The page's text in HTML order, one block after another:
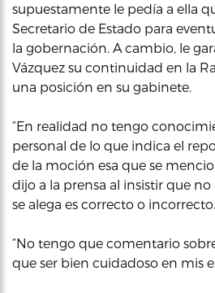
supuestamente le pedía a ella
Secretario de Estado para
la gobernación. A cambio, le
Vázquez su continuidad en la
una posición en su gabinete.
“En realidad no tengo
personal de lo que indica el
de la moción esa que se
dijo a la prensa al insistir que
se alega es correcto o incorrecto.
“No tengo que comentario
que ser bien cuidadoso en mis